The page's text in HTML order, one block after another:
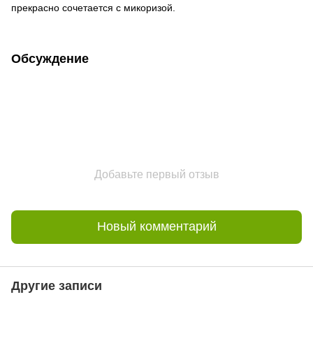
прекрасно сочетается с микоризой.
Обсуждение
Добавьте первый отзыв
Новый комментарий
Другие записи